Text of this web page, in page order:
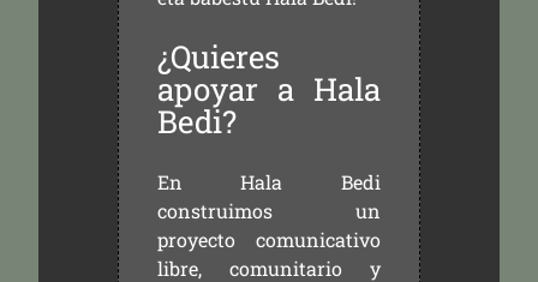
¿Quieres
apoyar a Hala
Bedi?
En Hala Bedi
construimos un
proyecto comunicativo
libre, comunitario y